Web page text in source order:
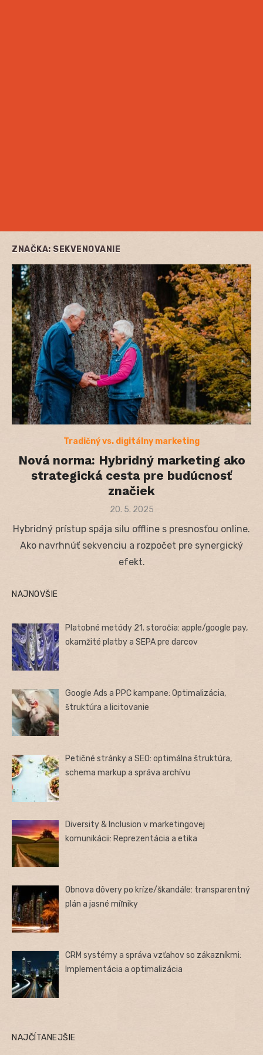
ZNAČKA: SEKVENOVANIE
Tradičný vs. digitálny marketing
Nová norma: Hybridný marketing ako
strategická cesta pre budúcnosť
značiek
Posted
20. 5. 2025
Hybridný prístup spája silu offline s presnosťou online.
Ako navrhnúť sekvenciu a rozpočet pre synergický
efekt.
NAJNOVŠIE
Platobné metódy 21. storočia: apple/google pay,
okamžité platby a SEPA pre darcov
Google Ads a PPC kampane: Optimalizácia,
štruktúra a licitovanie
Petičné stránky a SEO: optimálna štruktúra,
schema markup a správa archívu
Diversity & Inclusion v marketingovej
komunikácii: Reprezentácia a etika
Obnova dôvery po kríze/škandále: transparentný
plán a jasné míľniky
CRM systémy a správa vzťahov so zákazníkmi:
Implementácia a optimalizácia
NAJČÍTANEJŠIE